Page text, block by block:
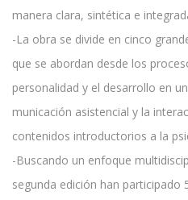
manera clara, sintética e
-La obra se divide en cinco
que se abordan desde los
personalidad y el desarrollo en
municación asistencial y la
contenidos introductorios a la
-Buscando un enfoque
segunda edición han